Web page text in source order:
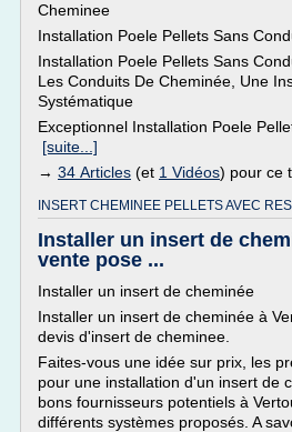
Cheminee
Installation Poele Pellets Sans
Installation Poele Pellets Sans
Les Conduits De Cheminée, Une
Systématique
Exceptionnel Installation Poele
[suite...]
→ 34 Articles (et 1 Vidéos) pour ce
INSERT CHEMINEE PELLETS AVEC
Installer un insert de
vente pose ...
Installer un insert de cheminée
Installer un insert de cheminée à
devis d'insert de cheminee.
Faites-vous une idée sur prix, les
pour une installation d'un insert de
bons fournisseurs potentiels à
différents systèmes proposés. A